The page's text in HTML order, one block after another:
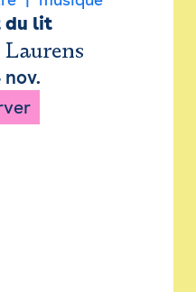
du lit
Laurens
nov.